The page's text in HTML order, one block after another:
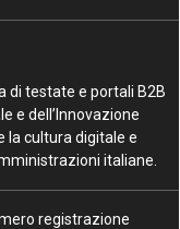
di testate e portali B2B
e dell’Innovazione
la cultura digitale e
italiane.
registrazione